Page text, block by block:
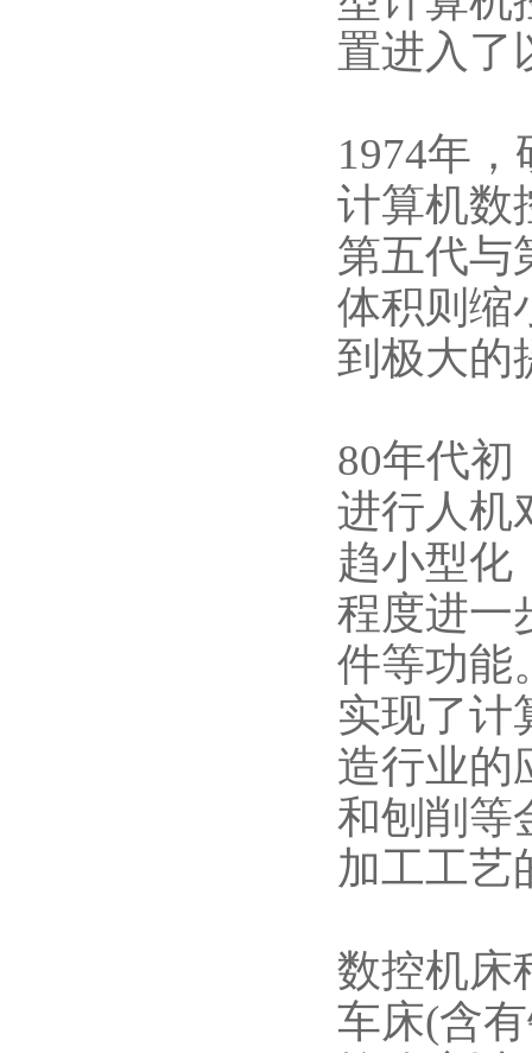
置进入了
1974年
计算机数
第五代与
体积则缩
到极大的
80年代初
进行人机
趋小型化
程度进一
件等功能
实现了计
造行业的
和刨削等
加工工艺
数控机床
车床(含